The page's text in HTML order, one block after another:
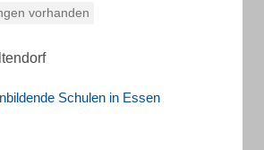
vorhanden
Schulen in Essen